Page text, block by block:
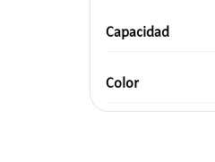
capacidad
color